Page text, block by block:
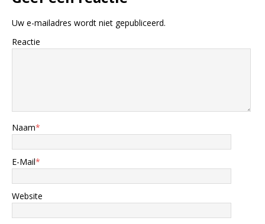
Uw e-mailadres wordt niet gepubliceerd.
Reactie
Naam*
E-Mail*
Website